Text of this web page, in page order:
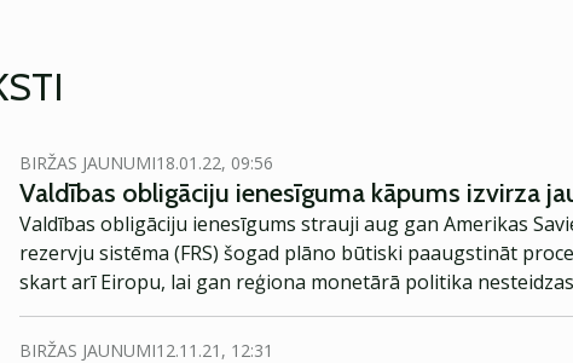
BIRŽAS JAUNUMI18.01.22, 09:56
Valdības obligāciju ienesīguma kāpums izvirza
Valdības obligāciju ienesīgums strauji aug gan Amerikas
rezervju sistēma (FRS) šogad plāno būtiski paaugstināt
skart arī Eiropu, lai gan reģiona monetārā politika
BIRŽAS JAUNUMI12.11.21, 12:31